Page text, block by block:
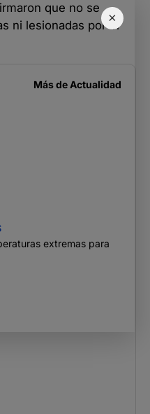
×
que no se
ni lesionadas por el
Más de Actualidad
extremas para